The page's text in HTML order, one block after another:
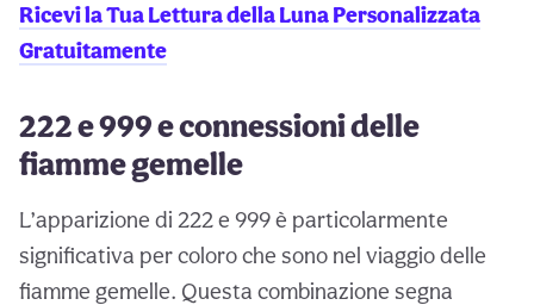
Ricevi la Tua Lettura della Luna Personalizzata
Gratuitamente
222 e 999 e connessioni delle
fiamme gemelle
L’apparizione di 222 e 999 è particolarmente
significativa per coloro che sono nel viaggio delle
fiamme gemelle. Questa combinazione segna